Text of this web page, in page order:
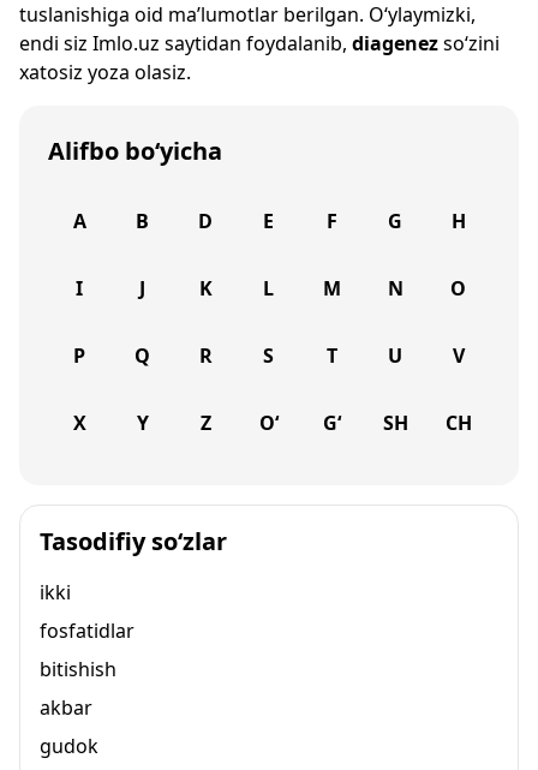
tuslanishiga oid ma’lumotlar berilgan. O‘ylaymizki,
endi siz Imlo.uz saytidan foydalanib, diagenezso‘zini
xatosiz yoza olasiz.
Alifbo bo‘yicha
A B D E F G H
I J K L M N O
P Q R S T U V
X Y Z O‘ G‘ SH CH
Tasodifiy so‘zlar
ikki
fosfatidlar
bitishish
akbar
gudok